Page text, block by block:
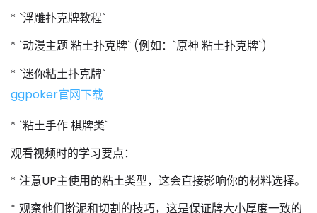
* `浮雕扑克牌教程`
* `动漫主题 粘土扑克牌` (例如：`原神 粘土扑克牌`)
* `迷你粘土扑克牌`
ggpoker官网下载
* `粘土手作 棋牌类`
观看视频时的学习要点：
* 注意UP主使用的粘土类型，这会直接影响你的材料选择。
* 观察他们擀泥和切割的技巧，这是保证牌大小厚度一致的